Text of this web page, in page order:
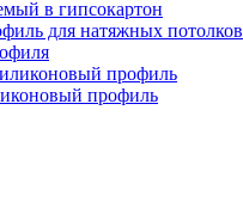
в гипсокартон
для натяжных потолков
профиль